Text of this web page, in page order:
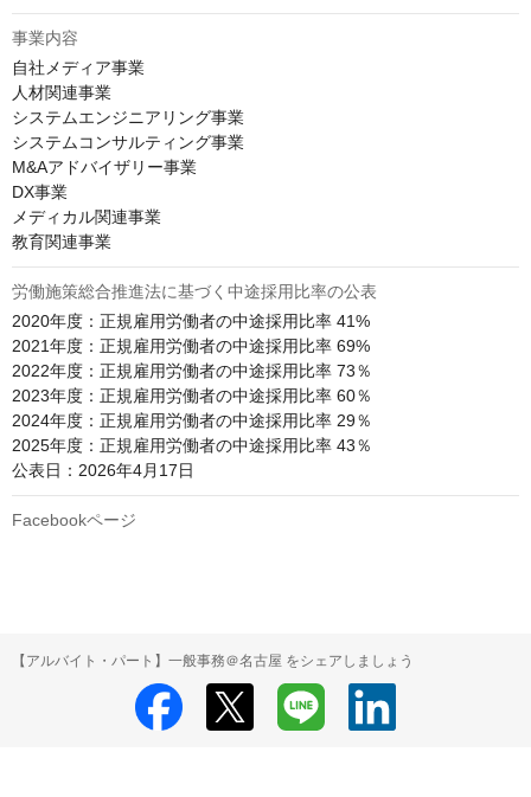
事業内容
自社メディア事業
人材関連事業
システムエンジニアリング事業
システムコンサルティング事業
M&Aアドバイザリー事業
DX事業
メディカル関連事業
教育関連事業
労働施策総合推進法に基づく中途採用比率の公表
2020年度：正規雇用労働者の中途採用比率 41%
2021年度：正規雇用労働者の中途採用比率 69%
2022年度：正規雇用労働者の中途採用比率 73％
2023年度：正規雇用労働者の中途採用比率 60％
2024年度：正規雇用労働者の中途採用比率 29％
2025年度：正規雇用労働者の中途採用比率 43％
公表日：2026年4月17日
Facebookページ
【アルバイト・パート】一般事務＠名古屋 をシェアしましょう